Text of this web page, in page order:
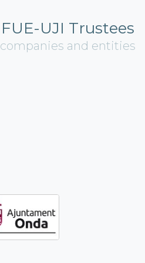
FUE-UJI Trustees
companies and entities